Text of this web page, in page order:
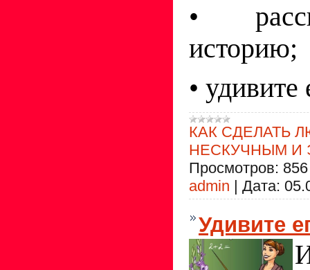
•
историю;
• удивите
КАК СДЕЛАТЬ
НЕСКУЧНЫМ И
Просмотров: 856
admin
Дата:
Удивите